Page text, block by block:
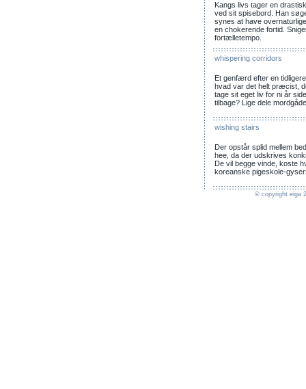
Kangs livs tager en
ved sit spisebord. Han
synes at have
en chokerende fortid.
fortælletempo.
whispering corridors
Et genfærd efter en
hvad var det helt præcist,
tage sit eget liv for ni år
tilbage? Lige dele
wishing stairs
Der opstår splid mellem
hee, da der udskrives
De vil begge vinde, koste
koreanske pigeskole-
© copyright eiga